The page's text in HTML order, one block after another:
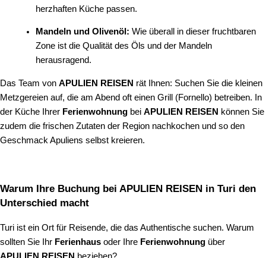
herzhaften Küche passen.
Mandeln und Olivenöl: Wie überall in dieser fruchtbaren
Zone ist die Qualität des Öls und der Mandeln
herausragend.
Das Team von APULIEN REISEN rät Ihnen: Suchen Sie die kleinen
Metzgereien auf, die am Abend oft einen Grill (Fornello) betreiben. In
der Küche Ihrer Ferienwohnung bei APULIEN REISEN können Sie
zudem die frischen Zutaten der Region nachkochen und so den
Geschmack Apuliens selbst kreieren.
Warum Ihre Buchung bei APULIEN REISEN in Turi den
Unterschied macht
Turi ist ein Ort für Reisende, die das Authentische suchen. Warum
sollten Sie Ihr Ferienhaus oder Ihre Ferienwohnung über